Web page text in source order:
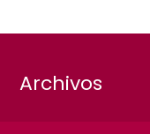
Archivos